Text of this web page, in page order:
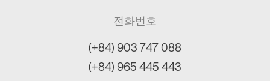
전화번호
(+84) 903 747 088
(+84) 965 445 443